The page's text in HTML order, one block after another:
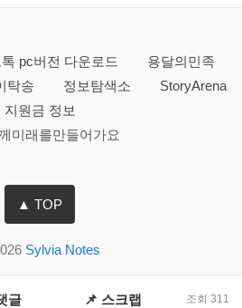
글 📌 스크랩 조회 311
pc버전 다운로드
용달의민족
탁송 정보탐색소
StoryArena
지원금 정보
미래를만들어가요
▲ TOP
Sylvia Notes